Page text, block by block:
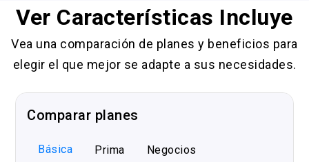
Ver Características Incluye
Vea una comparación de planes y beneficios para
elegir el que mejor se adapte a sus necesidades.
Comparar planes
Básica Prima Negocios